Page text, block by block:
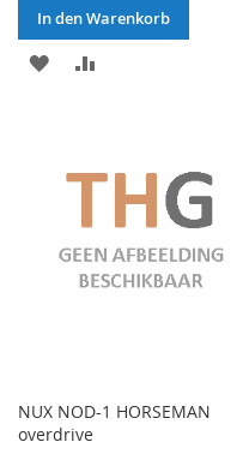
In den Warenkorb
MERKEN
NUX NOD-1 HORSEMAN
overdrive